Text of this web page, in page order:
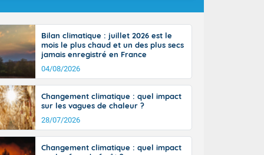
Alpes à
terres et 20
Bilan climatique : juillet 2026 est le
mois le plus chaud et un des plus secs
jamais enregistré en France
04/08/2026
Changement climatique : quel impact
sur les vagues de chaleur ?
28/07/2026
Changement climatique : quel impact